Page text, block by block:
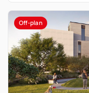
Off-plan